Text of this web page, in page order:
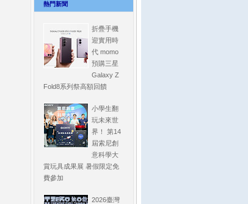
熱門新聞
折疊手機
迎實用時
代 momo
預購三星
Galaxy Z
Fold8系列祭高額回饋
小學生翻
玩未來世
界！ 第14
屆索尼創
意科學大
賞玩具成果展 暑假限定免
費參加
2026臺灣